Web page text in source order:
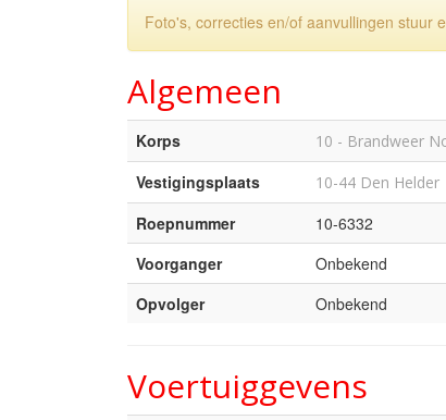
Foto's, correcties en/of aanvullingen stuur
Algemeen
Korps 10 - Brandweer
Vestigingsplaats 10-44 Den Helder
Roepnummer
10-6332
Voorganger
Onbekend
Opvolger
Onbekend
Voertuiggevens